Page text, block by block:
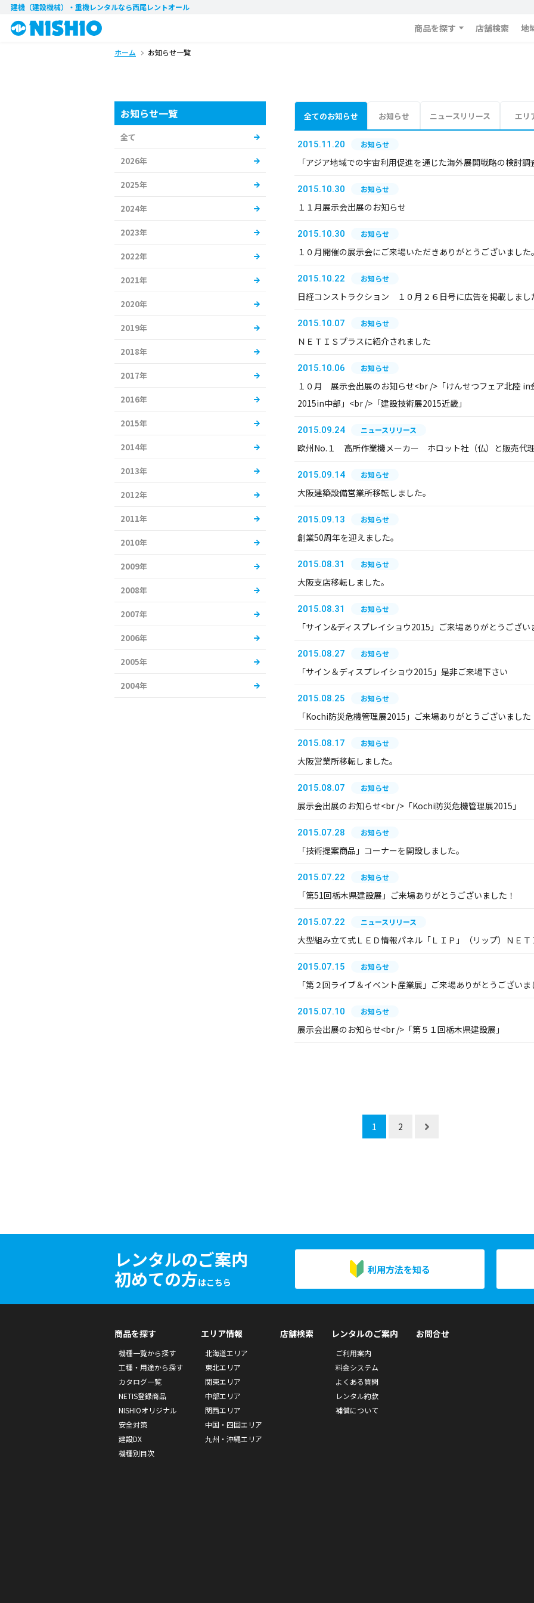
建機（建設機械）・重機レンタルなら西尾レントオール
商品を探す 店舗検索 地
ホーム お知らせ一覧
全てのお知らせ お知らせ ニュースリリース エリ
2015.11.20 お知らせ
「アジア地域での宇宙利用促進を通じた海外展開戦略の検討
2015.10.30 お知らせ
１１月展示会出展のお知らせ
2015.10.30 お知らせ
１０月開催の展示会にご来場いただきありがとうございました。
2015.10.22 お知らせ
日経コンストラクション １０月２６日号に広告を掲載しまし
2015.10.07 お知らせ
ＮＥＴＩＳプラスに紹介されました
2015.10.06 お知らせ
１０月 展示会出展のお知らせ<br />「けんせつフェア北陸
2015in中部」<br />「建設技術展2015近畿」
2015.09.24 ニュースリリース
欧州No.１ 高所作業機メーカー ホロット社（仏）と販売代
2015.09.14 お知らせ
大阪建築設備営業所移転しました。
2015.09.13 お知らせ
創業50周年を迎えました。
2015.08.31 お知らせ
大阪支店移転しました。
2015.08.31 お知らせ
「サイン&ディスプレイショウ2015」ご来場ありがとうござい
2015.08.27 お知らせ
「サイン＆ディスプレイショウ2015」是非ご来場下さい
2015.08.25 お知らせ
「Kochi防災危機管理展2015」ご来場ありがとうございました
2015.08.17 お知らせ
大阪営業所移転しました。
2015.08.07 お知らせ
展示会出展のお知らせ<br />「Kochi防災危機管理展2015」
2015.07.28 お知らせ
「技術提案商品」コーナーを開設しました。
2015.07.22 お知らせ
「第51回栃木県建設展」ご来場ありがとうございました！
2015.07.22 ニュースリリース
大型組み立て式ＬＥＤ情報パネル「ＬＩＰ」（リップ）ＮＥＴ
2015.07.15 お知らせ
「第２回ライブ＆イベント産業展」ご来場ありがとうございま
2015.07.10 お知らせ
展示会出展のお知らせ<br />「第５１回栃木県建設展」
1 2
お知らせ一覧
全て
2026年
2025年
2024年
2023年
2022年
2021年
2020年
2019年
2018年
2017年
2016年
2015年
2014年
2013年
2012年
2011年
2010年
2009年
2008年
2007年
2006年
2005年
2004年
レンタルのご案内
初めての方はこちら
利用方法を知る
商品を探す
機種一覧から探す
工種・用途から探す
カタログ一覧
NETIS登録商品
NISHIOオリジナル
安全対策
建設DX
機種別目次
エリア情報
北海道エリア
東北エリア
関東エリア
中部エリア
関西エリア
中国・四国エリア
九州・沖縄エリア
店舗検索 レンタルのご案内
ご利用案内
料金システム
よくある質問
レンタル約款
補償について
お問合せ